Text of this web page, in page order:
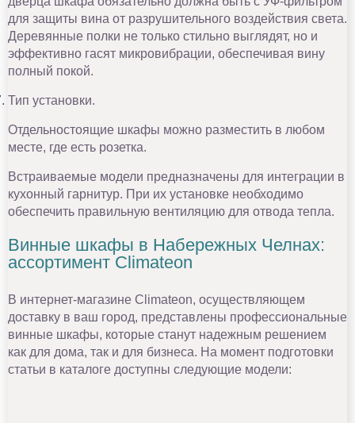
для защиты вина от разрушительного воздействия света.
Деревянные полки не только стильно выглядят, но и
эффективно гасят микровибрации, обеспечивая вину
полный покой.
Тип установки.
Отдельностоящие шкафы можно разместить в любом
месте, где есть розетка.
Встраиваемые модели предназначены для интеграции в
кухонный гарнитур. При их установке необходимо
обеспечить правильную вентиляцию для отвода тепла.
Винные шкафы в Набережных Челнах:
ассортимент Climateon
В интернет-магазине Climateon, осуществляющем
доставку в ваш город, представлены профессиональные
винные шкафы, которые станут надежным решением
как для дома, так и для бизнеса. На момент подготовки
статьи в каталоге доступны следующие модели: